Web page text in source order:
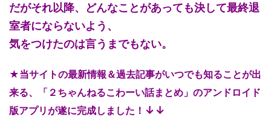
だがそれ以降、どんなことがあっても決して最終退
室者にならないよう、
気をつけたのは言うまでもない。
★当サイトの最新情報＆過去記事がいつでも知ることが出
来る、「２ちゃんねるこわーい話まとめ」のアンドロイド
版アプリが遂に完成しました！ ↓↓